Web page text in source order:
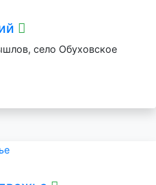
село Обуховское